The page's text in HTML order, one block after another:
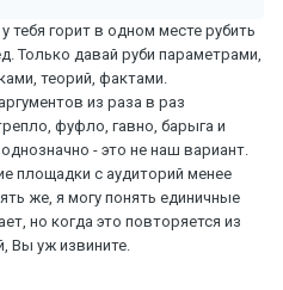
тебя горит в одном месте рубить
Только давай руби параметрами,
теорий, фактами.
из раза в раз
фуфло, гавно, барыга и
- это не наш вариант.
площадки с аудиторий менее
же, я могу понять единичные
но когда это повторяется из
Вы уж извините.